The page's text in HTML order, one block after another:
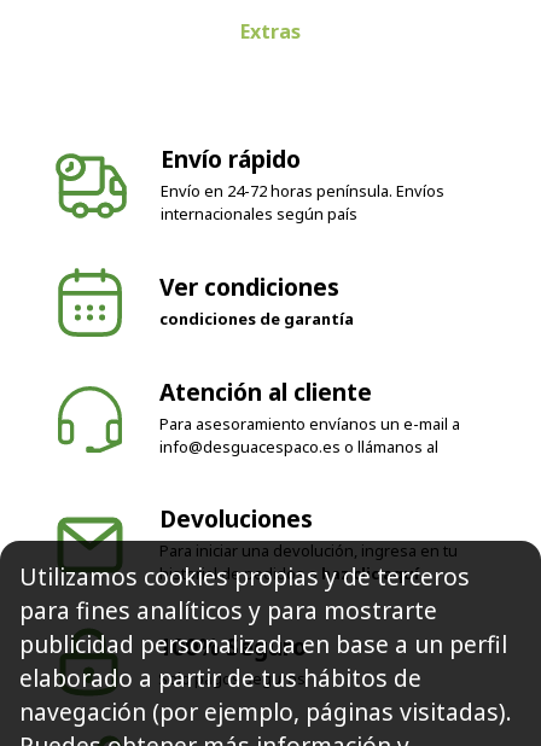
Extras
Envío rápido
Envío en 24-72 horas península. Envíos
internacionales según país
Ver condiciones
condiciones de garantía
Atención al cliente
Para asesoramiento envíanos un e-mail a
info@desguacespaco.es o llámanos al
Devoluciones
Para iniciar una devolución, ingresa en tu
historial de pedidos o haz clic aquí
100% Seguro
Solo pagos seguros
Utilizamos cookies propias y de terceros
para fines analíticos y para mostrarte
publicidad personalizada en base a un perfil
elaborado a partir de tus hábitos de
navegación (por ejemplo, páginas visitadas).